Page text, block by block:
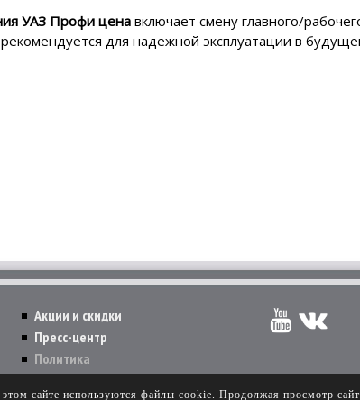
УАЗ Профи цена включает смену главного/
для надежной эксплуатации в
Акции и скидки
Пресс-центр
Политика
сайте используются файлы cookie. Продолжая просмотр